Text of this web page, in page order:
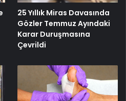
25 Yıllık Miras Davasında
Gözler Temmuz Ayındaki
Karar Duruşmasına
Çevrildi